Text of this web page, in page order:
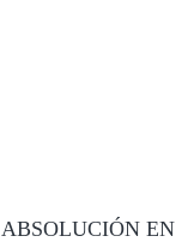
ABSOLUCIÓN EN